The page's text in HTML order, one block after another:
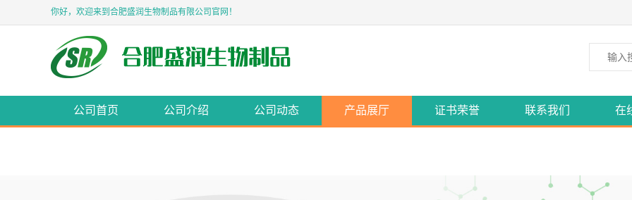
你好，欢迎来到合肥盛润生物制品有限公司官网！
公司首页 公司介绍 公司动态 产品展厅 证书荣誉 联系我们 在